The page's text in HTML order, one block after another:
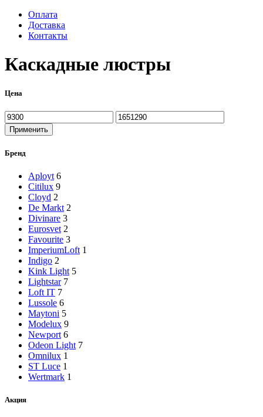
Оплата
Доставка
Контакты
Каскадные люстры
Цена
Минимальная
цена
Максимальная
цена
Применить
Бренд
Aployt 6
Citilux 9
Cloyd 2
De Markt 2
Divinare 3
Eurosvet 2
Favourite 3
ImperiumLoft 1
Indigo 2
Kink Light 5
Lightstar 7
Loft IT 7
Lussole 6
Maytoni 5
Modelux 9
Newport 6
Odeon Light 7
Omnilux 1
ST Luce 1
Wertmark 1
Акция